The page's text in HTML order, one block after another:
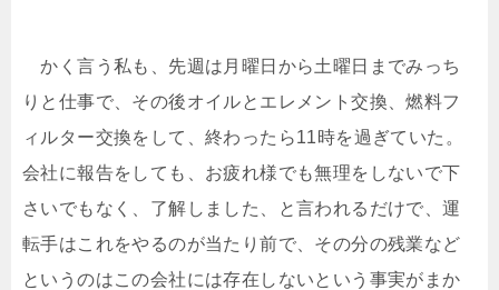
かく言う私も、先週は月曜日から土曜日までみっち
りと仕事で、その後オイルとエレメント交換、燃料フ
ィルター交換をして、終わったら11時を過ぎていた。
会社に報告をしても、お疲れ様でも無理をしないで下
さいでもなく、了解しました、と言われるだけで、運
転手はこれをやるのが当たり前で、その分の残業など
というのはこの会社には存在しないという事実がまか